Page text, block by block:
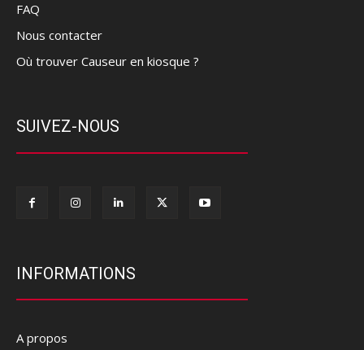
FAQ
Nous contacter
Où trouver Causeur en kiosque ?
SUIVEZ-NOUS
INFORMATIONS
A propos